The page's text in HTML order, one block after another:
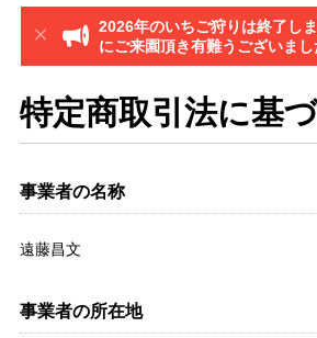
2026年のいちご狩りは終了し
にご来園頂き有難うございまし
特定商取引法に基
事業者の名称
遠藤昌文
事業者の所在地